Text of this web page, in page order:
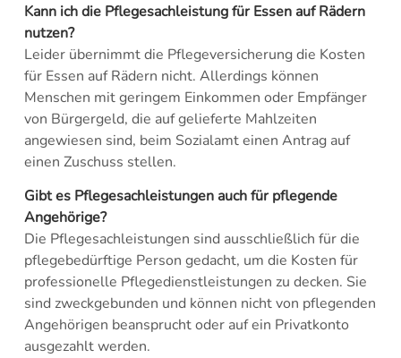
Kann ich die Pflegesachleistung für Essen auf Rädern
nutzen?
Leider übernimmt die Pflegeversicherung die Kosten
für Essen auf Rädern nicht. Allerdings können
Menschen mit geringem Einkommen oder Empfänger
von Bürgergeld, die auf gelieferte Mahlzeiten
angewiesen sind, beim Sozialamt einen Antrag auf
einen Zuschuss stellen.
Gibt es Pflegesachleistungen auch für pflegende
Angehörige?
Die Pflegesachleistungen sind ausschließlich für die
pflegebedürftige Person gedacht, um die Kosten für
professionelle Pflegedienstleistungen zu decken. Sie
sind zweckgebunden und können nicht von pflegenden
Angehörigen beansprucht oder auf ein Privatkonto
ausgezahlt werden.